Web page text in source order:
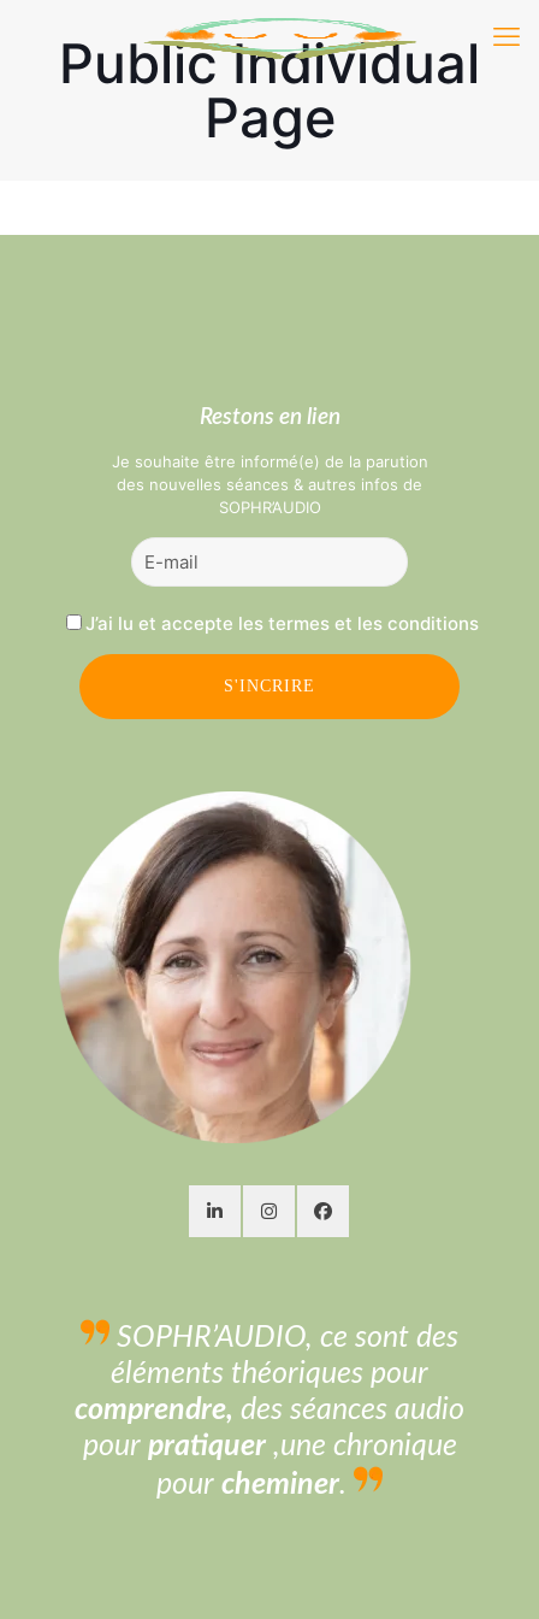
Public Individual
Page
Restons en lien
Je souhaite être informé(e) de la parution
des nouvelles séances & autres infos de
SOPHR’AUDIO
J’ai lu et accepte les termes et les conditions
SOPHR’AUDIO, ce sont des
éléments théoriques pour
comprendre, des séances audio
pour pratiquer,une chronique
pour cheminer.